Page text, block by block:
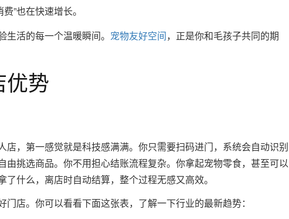
”也在快速增长。
活的每一个温暖瞬间。 宠物友好空间，正是你和毛孩子共同的期
优势
店，第一感觉就是科技感满满。你只需要扫码进门，系统会自动识别
由挑选商品。你不用担心结账流程复杂。你拿起宠物零食，甚至可以
什么，离店时自动结算，整个过程无感又高效。
店。你可以看看下面这张表，了解一下行业的最新趋势：